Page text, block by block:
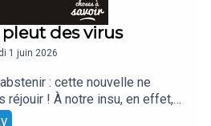
pleut des virus
1 juin 2026
: cette nouvelle ne
réjouir ! À notre insu, en effet,
des millions de bactéries